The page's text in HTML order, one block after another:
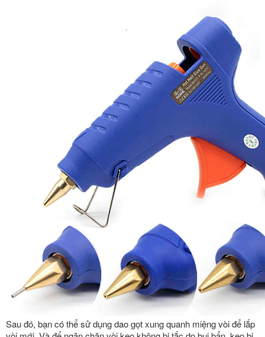
Sau đó, bạn có thể sử dụng dao gọt xung quanh miệng vòi để lắp